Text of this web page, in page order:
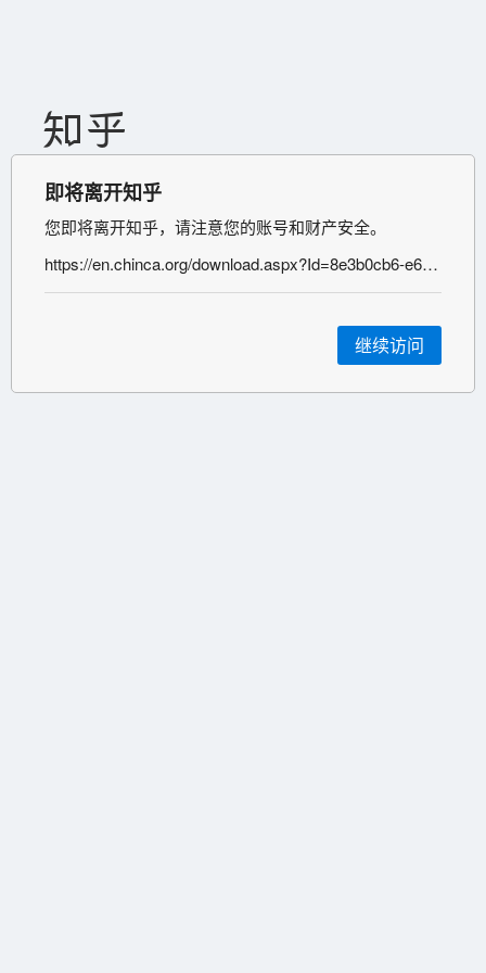
即将离开知乎
您即将离开知乎，请注意您的账号和财产安全。
https://en.chinca.org/download.aspx?Id=8e3b0cb6-e60e-40de-8d00-0afd7021b149
继续访问